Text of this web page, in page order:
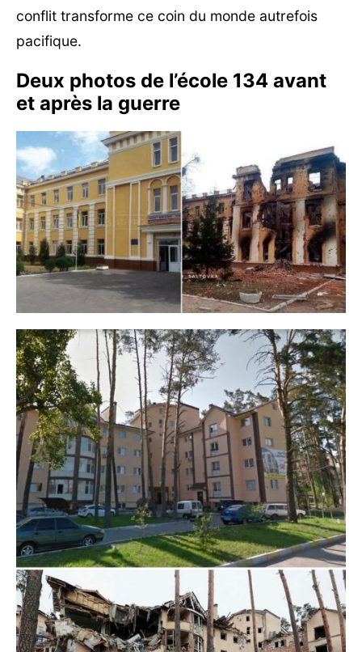
conflit transforme ce coin du monde autrefois
pacifique.
Deux photos de l’école 134 avant
et après la guerre